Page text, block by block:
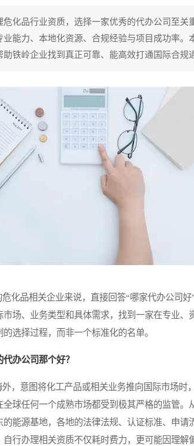
化品行业资质，选择一家优秀的代办公司至关
能力、本地化资源、合规经验与项目成功率。
铁岭企业找到真正可靠、能高效打通国际合规
品相关企业来说，直接回答“哪家代办公司好
场、业务类型和具体需求，找到一家在专业、
选择过程，而非一个标准化的名单。
办公司那个好？
意图将化工产品或相关业务推向国际市场时
球任何一个成熟市场都受到极其严格的监管。
能源基地，各地的法律法规、认证标准、申请
行办理相关资质不仅耗时费力，更可能因理解